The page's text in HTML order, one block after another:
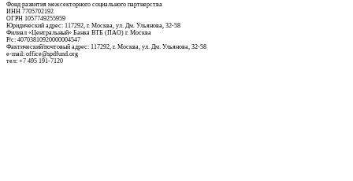
Фонд развития межсекторного социального партнерства
ИНН 7705702192
ОГРН 1057749255959
Юридический адрес: 117292, г. Москва, ул. Дм. Ульянова, 32-58
Филиал «Центральный» Банка ВТБ (ПАО) г. Москва
Р/c: 40703810920000004547
Фактический/почтовый адрес: 117292, г. Москва, ул. Дм. Ульянова, 32-58
e-mail: office@spdfund.org
тел: +7 495 191-7120